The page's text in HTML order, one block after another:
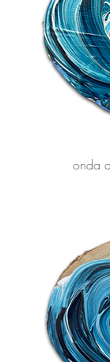
onda